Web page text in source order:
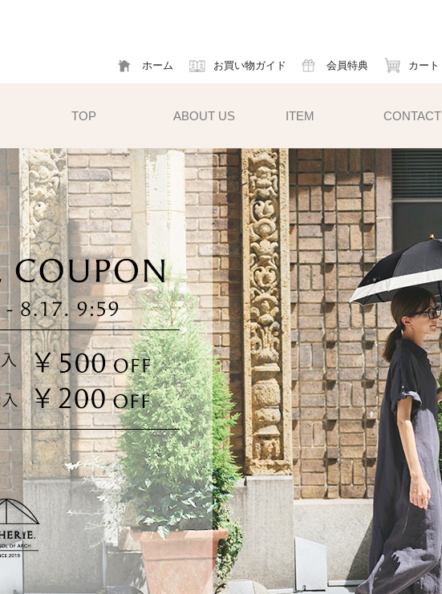
ホーム お買い物ガイド 会員特典 カート
TOP ABOUT US ITEM
）
い小ぶ
雨傘と
ように
たたま
帽子
ハット
キャスケット
キャップ
サンバイザー
異素材タイプ
ハットクリップ
ハットライナー
小物雑貨
フェイスマスク
アームカバー
ソックス
CONTACT